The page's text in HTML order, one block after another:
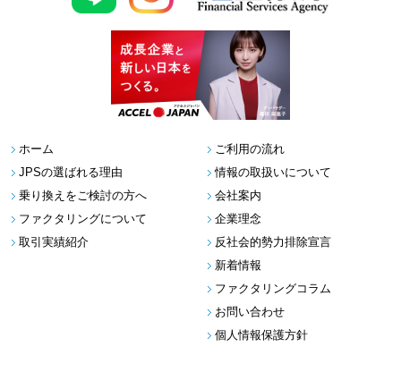
ホーム
JPSの選ばれる理由
乗り換えをご検討の方へ
ファクタリングについて
取引実績紹介
ご利用の流れ
情報の取扱いについて
会社案内
企業理念
反社会的勢力排除宣言
新着情報
ファクタリングコラム
お問い合わせ
個人情報保護方針